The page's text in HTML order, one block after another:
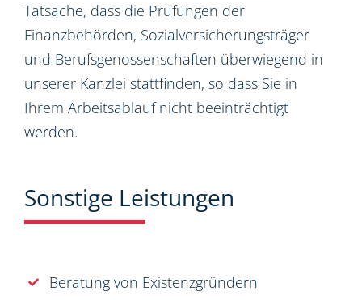
Tatsache, dass die Prüfungen der
Finanzbehörden, Sozialversicherungsträger
und Berufsgenossenschaften überwiegend in
unserer Kanzlei stattfinden, so dass Sie in
Ihrem Arbeitsablauf nicht beeinträchtigt
werden.
Sonstige Leistungen
Beratung von Existenzgründern